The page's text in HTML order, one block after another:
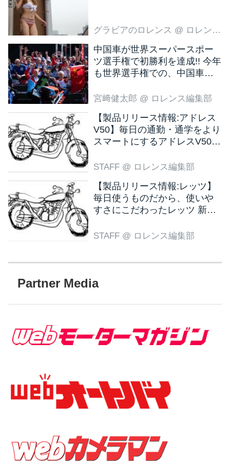
グラビアのロレンス @ ロレンス編集部
中国車が世界スーパースポー
ツ選手権で初勝利を達成!! 今年
も世界選手権での、中国車の
宮﨑健太郎 @ ロレンス編集部
【製品リリース情報:アドレス
V50】毎日の通勤・通学をより
スマートにするアドレスV50
STAFF @ ロレンス編集部
【製品リリース情報:レッツ】
毎日使うものだから、使いや
すさにこだわったレッツ 新色
STAFF @ ロレンス編集部
Partner Media